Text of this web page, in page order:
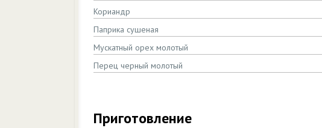
Кориандр
Паприка сушеная
Мускатный орех молотый
Перец черный молотый
Приготовление